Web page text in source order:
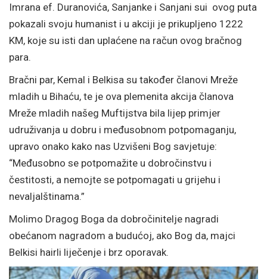
Imrana ef. Duranovića, Sanjanke i Sanjani sui ovog puta
pokazali svoju humanist i u akciji je prikupljeno 1222
KM, koje su isti dan uplaćene na račun ovog bračnog
para.
Bračni par, Kemal i Belkisa su također članovi Mreže
mladih u Bihaću, te je ova plemenita akcija članova
Mreže mladih našeg Muftijstva bila lijep primjer
udruživanja u dobru i međusobnom potpomaganju,
upravo onako kako nas Uzvišeni Bog savjetuje:
“Međusobno se potpomažite u dobročinstvu i
čestitosti, a nemojte se potpomagati u grijehu i
nevaljalštinama.”
Molimo Dragog Boga da dobročinitelje nagradi
obećanom nagradom a budućoj, ako Bog da, majci
Belkisi hairli liječenje i brz oporavak.